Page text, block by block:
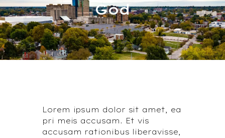
God
Lorem ipsum dolor sit amet, ea
pri meis accusam. Et vis
accusam rationibus liberavisse,